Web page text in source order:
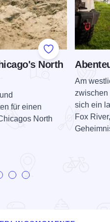
Company
ansehen
Add to Favorites
North
für einen
North
Am
zwischen
sich ein
Fox